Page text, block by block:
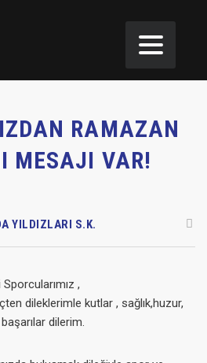
RAMAZAN
MESAJI VAR!
YILDIZLARI S.K.
,
dileklerimle kutlar , sağlık,huzur,
dilerim.